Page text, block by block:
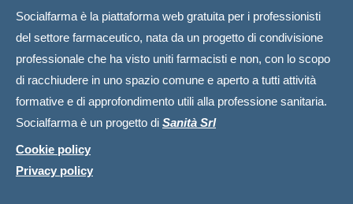
Socialfarma è la piattaforma web gratuita per i professionisti
del settore farmaceutico, nata da un progetto di condivisione
professionale che ha visto uniti farmacisti e non, con lo scopo
di racchiudere in uno spazio comune e aperto a tutti attività
formative e di approfondimento utili alla professione sanitaria.
Socialfarma è un progetto di Sanità Srl
Cookie policy
Privacy policy